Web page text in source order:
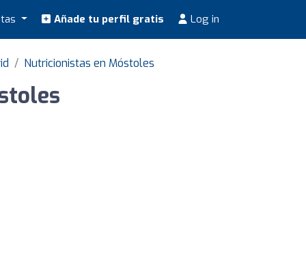
Añade tu perfil gratis Log in
Nutricionistas en Móstoles